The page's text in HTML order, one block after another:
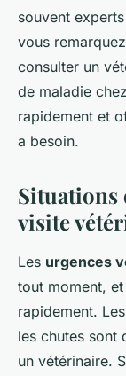
souvent
vous
consulter un
de maladie
rapidement et
a besoin.
Situations
visite
Les urgences
tout moment,
rapidement.
les chutes sont
un vétérinaire.